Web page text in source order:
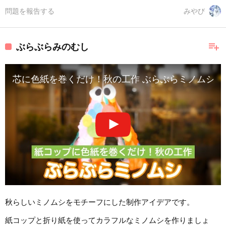
みやび
問題を報告する
playlist_add
ぶらぶらみのむし
芯に色紙を巻くだけ！秋の工作 ぶらぶらミノムシ
秋らしいミノムシをモチーフにした制作アイデアです。
紙コップと折り紙を使ってカラフルなミノムシを作りましょ